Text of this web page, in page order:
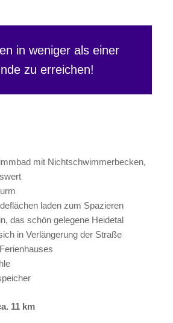
in weniger als einer
zu erreichen!
mit Nichtschwimmerbecken,
laden zum Spazieren
das schön gelegene Heidetal
in Verlängerung der Straße
11 km